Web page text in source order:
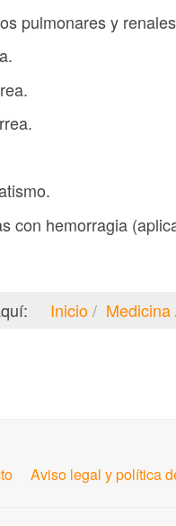
pulmonares y
con hemorragia
Inicio Medicina
Aviso legal y política